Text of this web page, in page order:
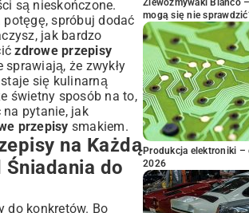
są nieskończone.
spróbuj dodać
jak bardzo
zdrowe przepisy
sprawiają, że zwykły
się kulinarną
świetny sposób na to,
pytanie, jak
przepisy smakiem.
na Każdą
Śniadania do
do konkretów. Bo
Zlewozmywaki Blanco
mogą się nie
Produkcja elektroniki –
2026